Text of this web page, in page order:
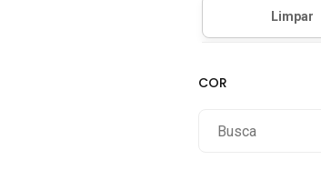
Kenner
Valentina Kister